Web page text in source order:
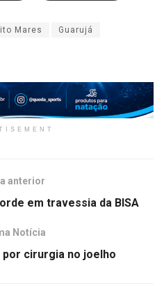
Mares Guarujá
anterior
em travessia da BISA
Notícia
por cirurgia no joelho